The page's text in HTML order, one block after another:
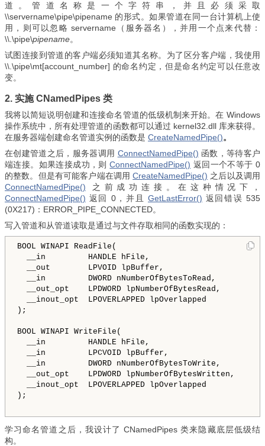
道。管道名称是一个字符串，并且必须采取
\\servername\pipe\pipename 的形式。如果管道在同一台计算机上使
用，则可以忽略 servername（服务器名），并用一个点来代替：
\\.\pipe\pipename。
试图连接到管道的客户端必须知道其名称。为了区分客户端，我使用
\\.\pipe\mt[account_number] 的命名约定，但是命名约定可以任意改
变。
2. 实施 CNamedPipes 类
我将以简短说明创建和连接命名管道的低级机制来开始。在 Windows
操作系统中，所有处理管道的函数都可以通过 kernel32.dll 库来获得。
在服务器端创建命名管道实例的函数是 CreateNamedPipe()。
在创建管道之后，服务器调用 ConnectNamedPipe() 函数，等待客户
端连接。如果连接成功，则ConnectNamedPipe() 返回一个不等于 0
的整数。但是有可能客户端在调用CreateNamedPipe() 之后以及调用
ConnectNamedPipe() 之前成功连接。在这种情况下，
ConnectNamedPipe() 返回 0，并且 GetLastError() 返回错误 535
(0X217)：ERROR_PIPE_CONNECTED。
写入管道和从管道读取是通过与文件存取相同的函数实现的：
BOOL WINAPI ReadFile(
__in         HANDLE hFile,
__out        LPVOID lpBuffer,
__in         DWORD nNumberOfBytesToRead,
__out_opt    LPDWORD lpNumberOfBytesRead,
__inout_opt  LPOVERLAPPED lpOverlapped
);
BOOL WINAPI WriteFile(
__in         HANDLE hFile,
__in         LPCVOID lpBuffer,
__in         DWORD nNumberOfBytesToWrite,
__out_opt    LPDWORD lpNumberOfBytesWritten,
__inout_opt  LPOVERLAPPED lpOverlapped
);
学习命名管道之后，我设计了 CNamedPipes 类来隐藏底层低级结
构。